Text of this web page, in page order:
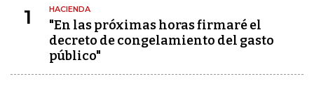
1 HACIENDA
"En las próximas horas firmaré el
decreto de congelamiento del gasto
público"